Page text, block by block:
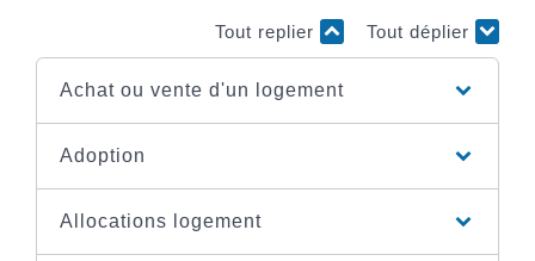
Tout replier Tout déplier
Achat ou vente d'un logement
Adoption
Allocations logement